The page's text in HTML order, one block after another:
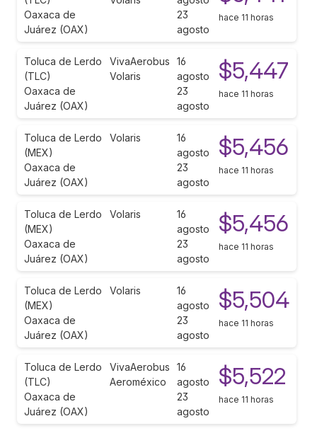
Oaxaca de
Juárez (OAX)
23
agosto
hace 11 horas
Toluca de Lerdo
(TLC)
Oaxaca de
Juárez (OAX)
VivaAerobus
Volaris
16
agosto
23
agosto
$5,447
hace 11 horas
Toluca de Lerdo
(MEX)
Oaxaca de
Juárez (OAX)
Volaris
16
agosto
23
agosto
$5,456
hace 11 horas
Toluca de Lerdo
(MEX)
Oaxaca de
Juárez (OAX)
Volaris
16
agosto
23
agosto
$5,456
hace 11 horas
Toluca de Lerdo
(MEX)
Oaxaca de
Juárez (OAX)
Volaris
16
agosto
23
agosto
$5,504
hace 11 horas
Toluca de Lerdo
(TLC)
Oaxaca de
Juárez (OAX)
VivaAerobus
Aeroméxico
16
agosto
23
agosto
$5,522
hace 11 horas